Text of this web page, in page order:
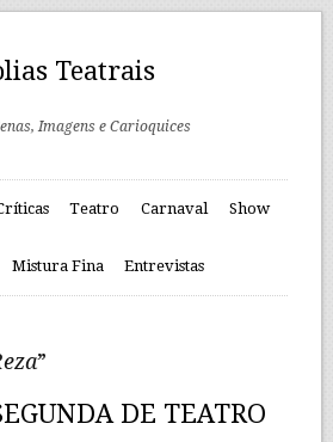
Teatrais
Imagens e Carioquices
Teatro Carnaval Show
Mistura Fina Entrevistas
”
DE TEATRO